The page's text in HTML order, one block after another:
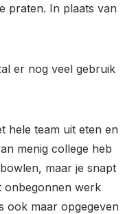
praten. In plaats van
er nog veel gebruik
hele team uit eten en
menig college heb
maar je snapt
onbegonnen werk
ook maar opgegeven